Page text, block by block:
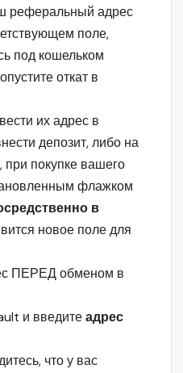
реферальный адрес
поле,
под кошельком
откат в
их адрес в
депозит, либо на
при покупке вашего
флажком
в
новое поле для
ПЕРЕД обменом в
и введитеадрес
что у вас